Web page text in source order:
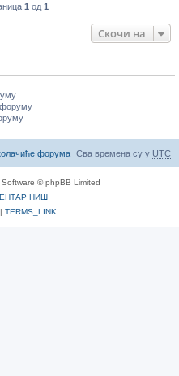
1 од 1
Скочи на
форуму
Сва времена су у UTC
форума
© phpBB Limited
НИШ
| TERMS_LINK